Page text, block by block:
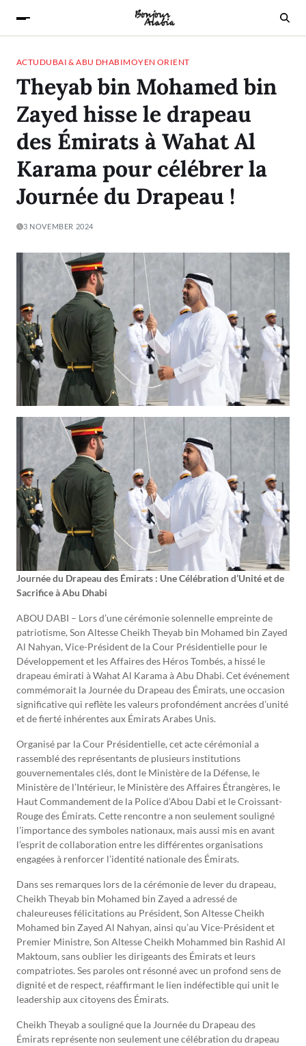
ACTU DUBAI & ABU DHABIMOYEN ORIENT
Theyab bin Mohamed bin
Zayed hisse le drapeau
des Émirats à Wahat Al
Karama pour célébrer la
Journée du Drapeau !
3 NOVEMBER 2024
Journée du Drapeau des Émirats : Une Célébration d’Unité et de
Sacrifice à Abu Dhabi
ABOU DABI – Lors d’une cérémonie solennelle empreinte de
patriotisme, Son Altesse Cheikh Theyab bin Mohamed bin Zayed
Al Nahyan, Vice-Président de la Cour Présidentielle pour le
Développement et les Affaires des Héros Tombés, a hissé le
drapeau émirati à Wahat Al Karama à Abu Dhabi. Cet événement
commémorait la Journée du Drapeau des Émirats, une occasion
significative qui reflète les valeurs profondément ancrées d’unité
et de fierté inhérentes aux Émirats Arabes Unis.
Organisé par la Cour Présidentielle, cet acte cérémonial a
rassemblé des représentants de plusieurs institutions
gouvernementales clés, dont le Ministère de la Défense, le
Ministère de l’Intérieur, le Ministère des Affaires Étrangères, le
Haut Commandement de la Police d’Abou Dabi et le Croissant-
Rouge des Émirats. Cette rencontre a non seulement souligné
l’importance des symboles nationaux, mais aussi mis en avant
l’esprit de collaboration entre les différentes organisations
engagées à renforcer l’identité nationale des Émirats.
Dans ses remarques lors de la cérémonie de lever du drapeau,
Cheikh Theyab bin Mohamed bin Zayed a adressé de
chaleureuses félicitations au Président, Son Altesse Cheikh
Mohamed bin Zayed Al Nahyan, ainsi qu’au Vice-Président et
Premier Ministre, Son Altesse Cheikh Mohammed bin Rashid Al
Maktoum, sans oublier les dirigeants des Émirats et leurs
compatriotes. Ses paroles ont résonné avec un profond sens de
dignité et de respect, réaffirmant le lien indéfectible qui unit le
leadership aux citoyens des Émirats.
Cheikh Theyab a souligné que la Journée du Drapeau des
Émirats représente non seulement une célébration du drapeau